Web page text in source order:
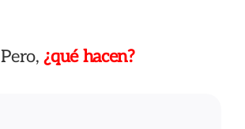
Pero,¿qué hacen?